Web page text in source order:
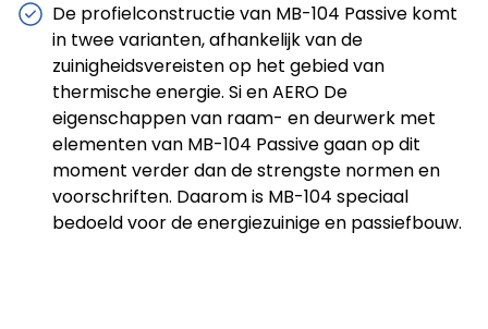
De profielconstructie van MB-104 Passive komt
in twee varianten, afhankelijk van de
zuinigheidsvereisten op het gebied van
thermische energie. Si en AERO De
eigenschappen van raam- en deurwerk met
elementen van MB-104 Passive gaan op dit
moment verder dan de strengste normen en
voorschriften. Daarom is MB-104 speciaal
bedoeld voor de energiezuinige en passiefbouw.